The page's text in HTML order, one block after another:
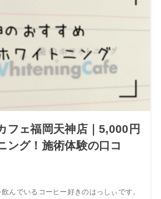
フェ福岡天神店｜5,000円
ング！施術体験の口コ
んでいるコーヒー好きのはっしぃです。